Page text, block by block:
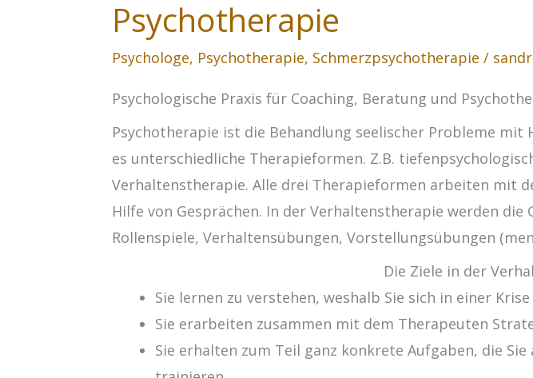
Psychotherapie
Psychologe, Psychotherapie, Schmerzpsychotherapie /
Psychologische Praxis für Coaching, Beratung und
Psychotherapie ist die Behandlung seelischer Probleme
es unterschiedliche Therapieformen. Z.B.
Verhaltenstherapie. Alle drei Therapieformen arbeiten mit
Hilfe von Gesprächen. In der Verhaltenstherapie werden
Rollenspiele, Verhaltensübungen, Vorstellungsübungen
Die Ziele in der
Sie lernen zu verstehen, weshalb Sie sich in einer
Sie erarbeiten zusammen mit dem Therapeuten
Sie erhalten zum Teil ganz konkrete Aufgaben, die